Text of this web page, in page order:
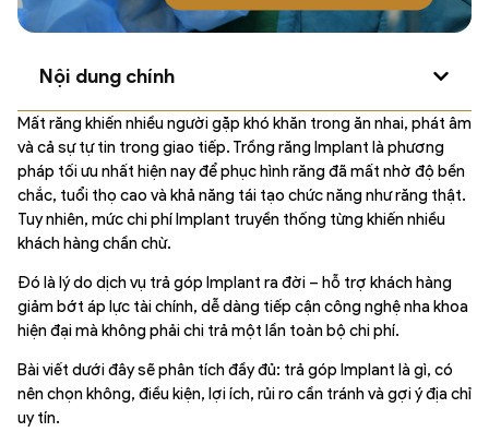
Nội dung chính
Mất răng khiến nhiều người gặp khó khăn trong ăn nhai, phát âm
và cả sự tự tin trong giao tiếp. Trồng răng Implant là phương
pháp tối ưu nhất hiện nay để phục hình răng đã mất nhờ độ bền
chắc, tuổi thọ cao và khả năng tái tạo chức năng như răng thật.
Tuy nhiên, mức chi phí Implant truyền thống từng khiến nhiều
khách hàng chần chừ.
Đó là lý do dịch vụ trả góp Implant ra đời – hỗ trợ khách hàng
giảm bớt áp lực tài chính, dễ dàng tiếp cận công nghệ nha khoa
hiện đại mà không phải chi trả một lần toàn bộ chi phí.
Bài viết dưới đây sẽ phân tích đầy đủ: trả góp Implant là gì, có
nên chọn không, điều kiện, lợi ích, rủi ro cần tránh và gợi ý địa chỉ
uy tín.